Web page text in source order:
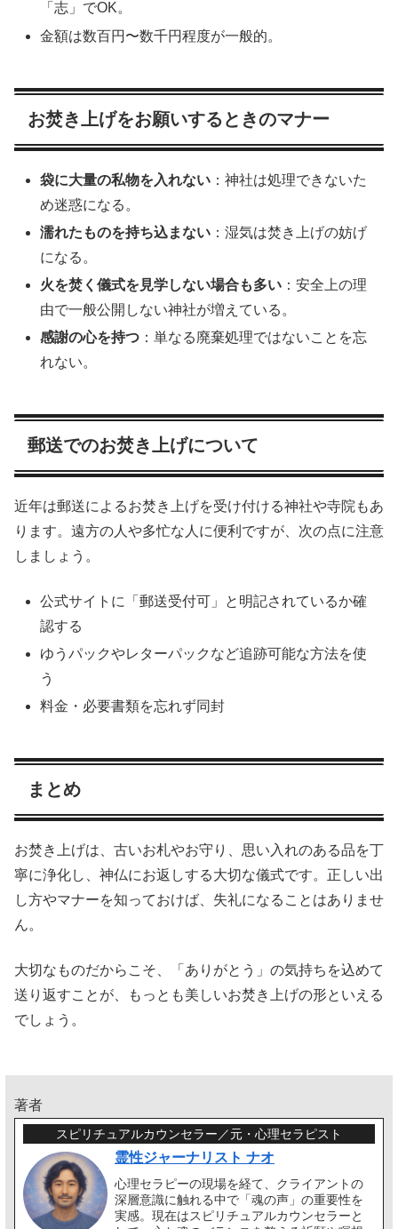
「志」でOK。
金額は数百円〜数千円程度が一般的。
お焚き上げをお願いするときのマナー
袋に大量の私物を入れない ：神社は処理できないた
め迷惑になる。
濡れたものを持ち込まない ：湿気は焚き上げの妨げ
になる。
火を焚く儀式を見学しない場合も多い ：安全上の理
由で一般公開しない神社が増えている。
感謝の心を持つ ：単なる廃棄処理ではないことを忘
れない。
郵送でのお焚き上げについて
近年は郵送によるお焚き上げを受け付ける神社や寺院もあ
ります。遠方の人や多忙な人に便利ですが、次の点に注意
しましょう。
公式サイトに「郵送受付可」と明記されているか確
認する
ゆうパックやレターパックなど追跡可能な方法を使
う
料金・必要書類を忘れず同封
まとめ
お焚き上げは、古いお札やお守り、思い入れのある品を丁
寧に浄化し、神仏にお返しする大切な儀式です。正しい出
し方やマナーを知っておけば、失礼になることはありませ
ん。
大切なものだからこそ、「ありがとう」の気持ちを込めて
送り返すことが、もっとも美しいお焚き上げの形といえる
でしょう。
著者
スピリチュアルカウンセラー／元・心理セラピスト
霊性ジャーナリスト ナオ
心理セラピーの現場を経て、クライアントの
深層意識に触れる中で「魂の声」の重要性を
実感。現在はスピリチュアルカウンセラーと